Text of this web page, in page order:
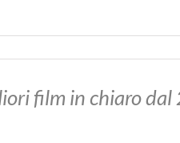
film in chiaro dal